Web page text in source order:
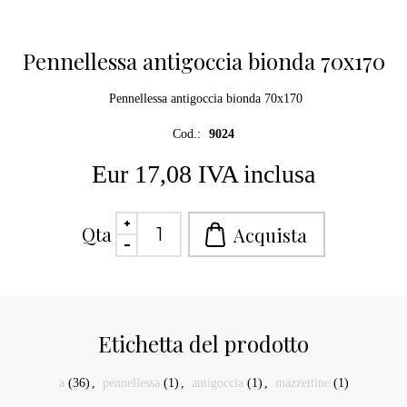
Pennellessa antigoccia bionda 70x170
Pennellessa antigoccia bionda 70x170
Cod.: 9024
Eur 17,08 IVA inclusa
Qta
Etichetta del prodotto
a (36) , pennellessa (1) , antigoccia (1) , mazzettine (1)